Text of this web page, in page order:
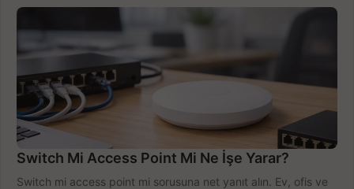
Switch Mi Access Point Mi Ne İşe Yarar?
Switch mi access point mi sorusuna net yanıt alın. Ev, ofis ve